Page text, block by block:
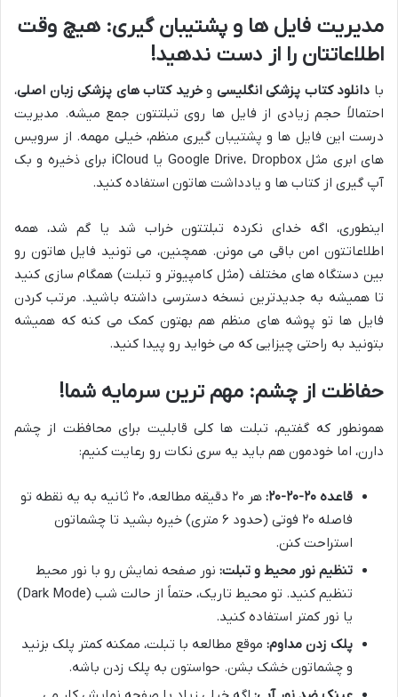
مدیریت فایل ها و پشتیبان گیری: هیچ وقت
اطلاعاتتان را از دست ندهید!
با دانلود کتاب پزشکی انگلیسی وخرید کتاب های پزشکی زبان اصلی،
احتمالاً حجم زیادی از فایل ها روی تبلتتون جمع میشه. مدیریت
درست این فایل ها و پشتیبان گیری منظم، خیلی مهمه. از سرویس
های ابری مثل Google Drive، Dropbox یا iCloud برای ذخیره و بک
آپ گیری از کتاب ها و یادداشت هاتون استفاده کنید.
اینطوری، اگه خدای نکرده تبلتتون خراب شد یا گم شد، همه
اطلاعاتتون امن باقی می مونن. همچنین، می تونید فایل هاتون رو
بین دستگاه های مختلف (مثل کامپیوتر و تبلت) همگام سازی کنید
تا همیشه به جدیدترین نسخه دسترسی داشته باشید. مرتب کردن
فایل ها تو پوشه های منظم هم بهتون کمک می کنه که همیشه
بتونید به راحتی چیزایی که می خواید رو پیدا کنید.
حفاظت از چشم: مهم ترین سرمایه شما!
همونطور که گفتیم، تبلت ها کلی قابلیت برای محافظت از چشم
دارن، اما خودمون هم باید یه سری نکات رو رعایت کنیم:
قاعده ۲۰-۲۰-۲۰:
هر ۲۰ دقیقه مطالعه، ۲۰ ثانیه به یه نقطه تو
فاصله ۲۰ فوتی (حدود ۶ متری) خیره بشید تا چشماتون
استراحت کنن.
تنظیم نور محیط و تبلت: نور صفحه نمایش رو با نور محیط
تنظیم کنید. تو محیط تاریک، حتماً از حالت شب (Dark Mode)
یا نور کمتر استفاده کنید.
پلک زدن مداوم: موقع مطالعه با تبلت، ممکنه کمتر پلک بزنید
و چشماتون خشک بشن. حواستون به پلک زدن باشه.